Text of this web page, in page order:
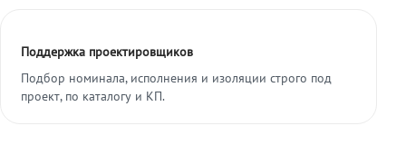
Поддержка проектировщиков
Подбор номинала, исполнения и изоляции строго под
проект, по каталогу и КП.